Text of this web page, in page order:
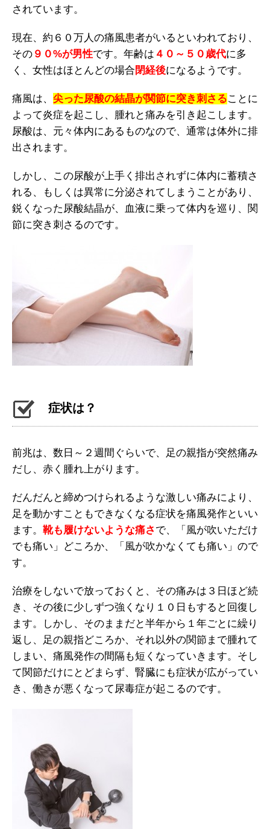
されています。
現在、約６０万人の痛風患者がいるといわれており、
その ９０%が男性です。年齢は ４０～５０歳代に多
く、女性はほとんどの場合閉経後になるようです。
痛風は、 尖った尿酸の結晶が関節に突き刺さることに
よって炎症を起こし、腫れと痛みを引き起こします。
尿酸は、元々体内にあるものなので、通常は体外に排
出されます。
しかし、この尿酸が上手く排出されずに体内に蓄積さ
れる、もしくは異常に分泌されてしまうことがあり、
鋭くなった尿酸結晶が、血液に乗って体内を巡り、関
節に突き刺さるのです。
症状は？
前兆は、数日～２週間ぐらいで、足の親指が突然痛み
だし、赤く腫れ上がります。
だんだんと締めつけられるような激しい痛みにより、
足を動かすこともできなくなる症状を痛風発作といい
ます。 靴も履けないような痛さで、「風が吹いただけ
でも痛い」どころか、「風が吹かなくても痛い」ので
す。
治療をしないで放っておくと、その痛みは３日ほど続
き、その後に少しずつ強くなり１０日もすると回復し
ます。しかし、そのままだと半年から１年ごとに繰り
返し、足の親指どころか、それ以外の関節まで腫れて
しまい、痛風発作の間隔も短くなっていきます。そし
て関節だけにとどまらず、腎臓にも症状が広がってい
き、働きが悪くなって尿毒症が起こるのです。